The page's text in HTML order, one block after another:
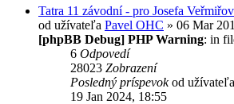
Tatra 11 závodní - pro Josefa
od užívateľa Pavel OHC » 06 Mar
[phpBB Debug] PHP Warning: in
6 Odpovedí
28023 Zobrazení
Posledný príspevokod užívateľa
19 Jan 2024, 18:55